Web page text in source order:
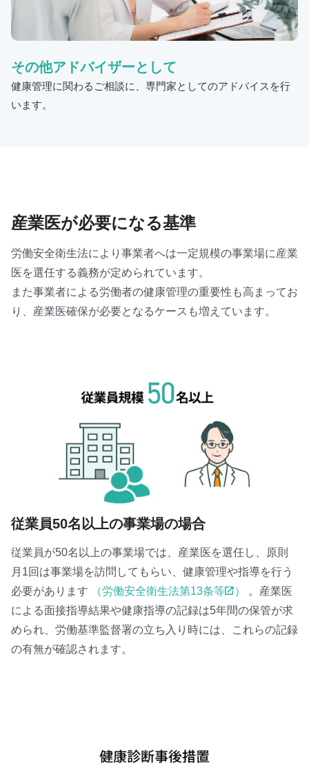
その他アドバイザーとして
健康管理に関わるご相談に、専門家としてのアドバイスを行
います。
産業医が必要になる基準
労働安全衛生法により事業者へは一定規模の事業場に産業
医を選任する義務が定められています。
また事業者による労働者の健康管理の重要性も高まってお
り、産業医確保が必要となるケースも増えています。
従業員50名以上の事業場の場合
従業員が50名以上の事業場では、産業医を選任し、原則
月1回は事業場を訪問してもらい、健康管理や指導を行う
必要があります
（労働安全衛生法第13条等 ）
。産業医
による面接指導結果や健康指導の記録は5年間の保管が求
められ、労働基準監督署の立ち入り時には、これらの記録
の有無が確認されます。